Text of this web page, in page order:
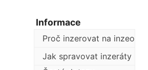
Informace
Proč inzerovat na inzeo
Jak spravovat inzeráty